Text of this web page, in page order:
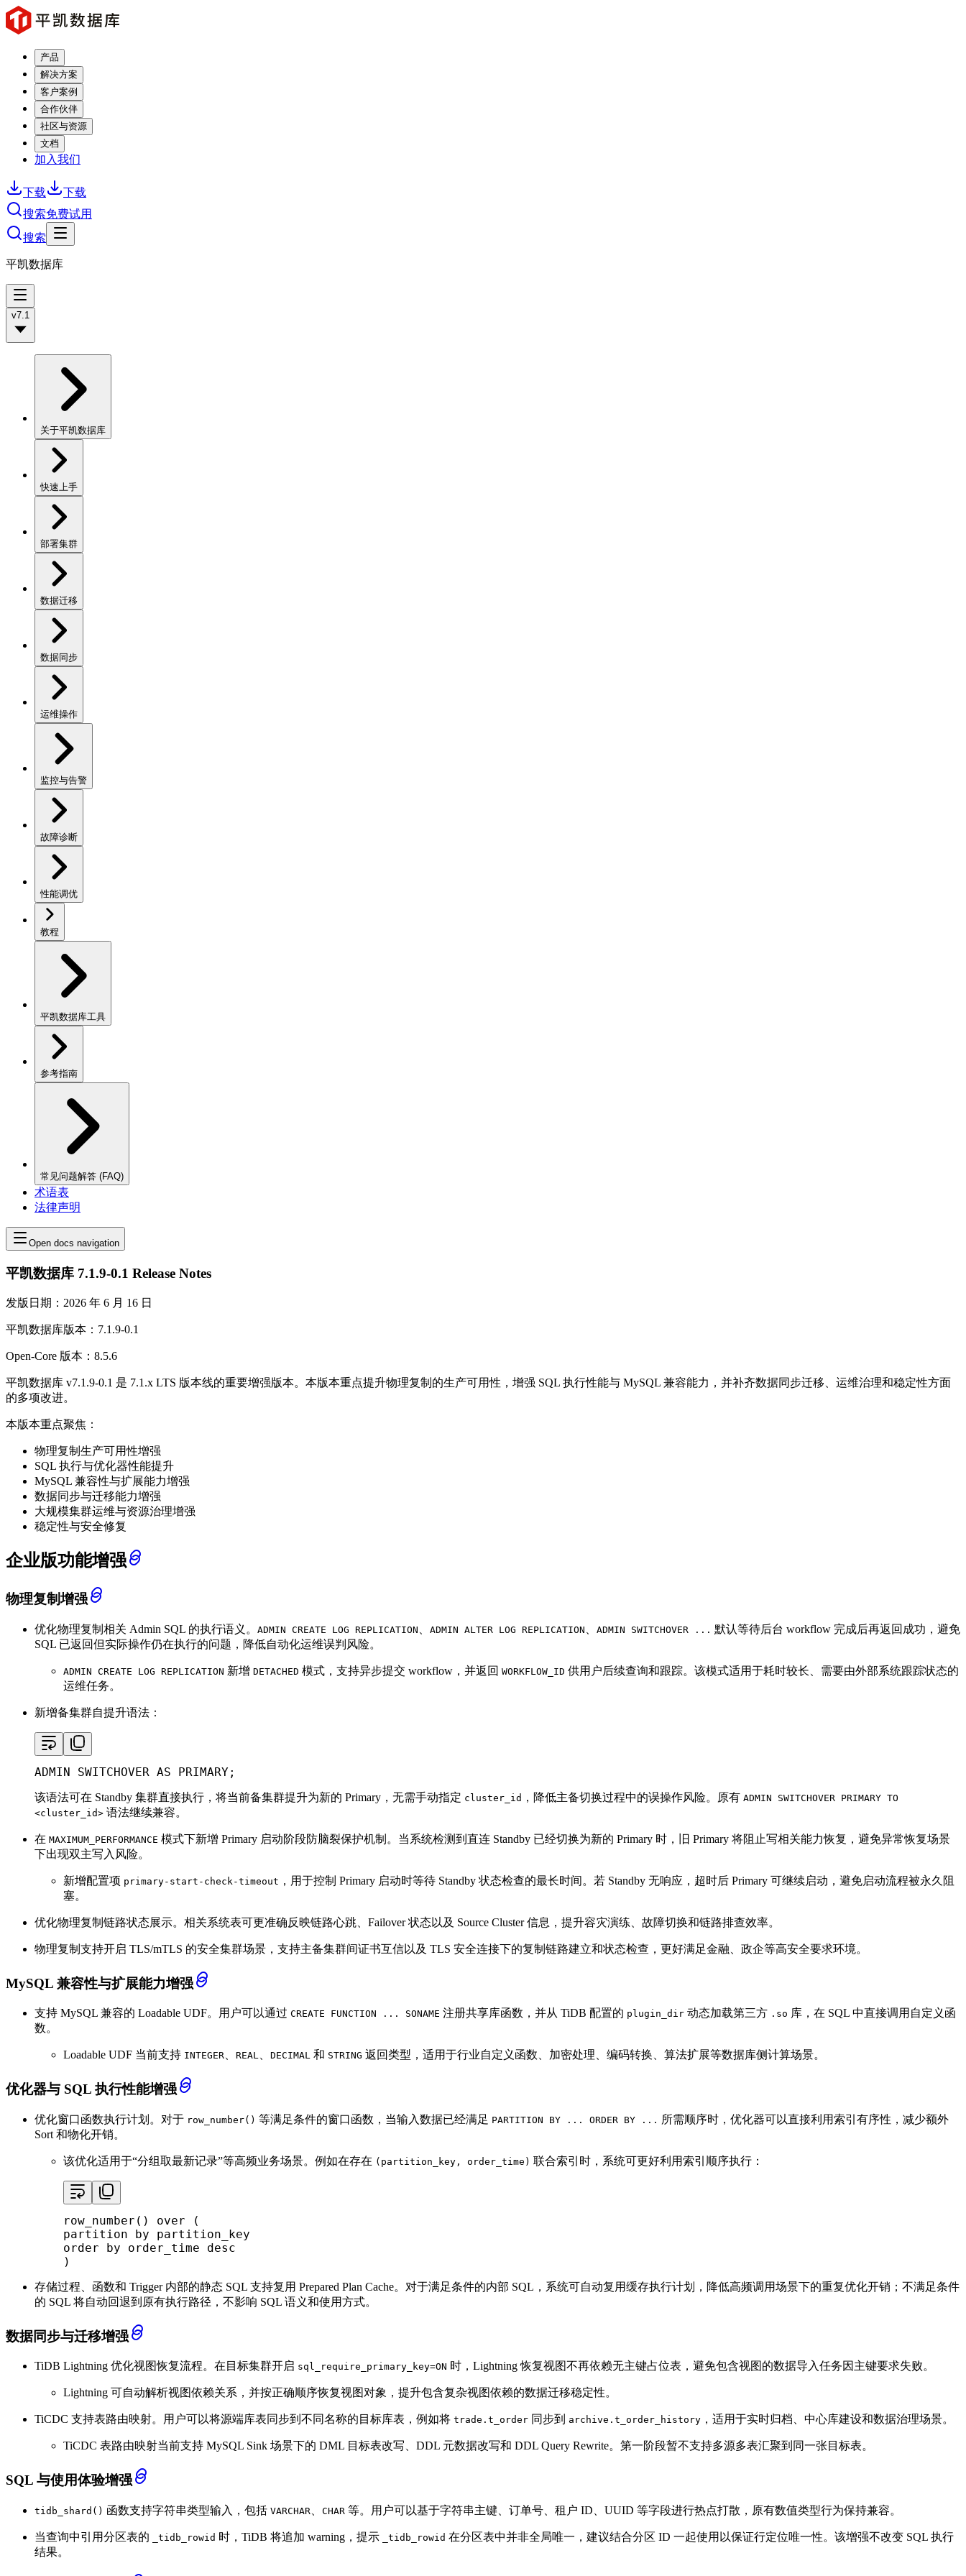
产品
解决方案
客户案例
合作伙伴
社区与资源
文档
加入我们
下载
下载
搜索免费试用
搜索
平凯数据库
v7.1
关于平凯数据库
快速上手
部署集群
数据迁移
数据同步
运维操作
监控与告警
故障诊断
性能调优
教程
平凯数据库工具
参考指南
常见问题解答 (FAQ)
术语表
法律声明
Open docs navigation
平凯数据库 7.1.9-0.1 Release Notes
发版日期：2026 年 6 月 16 日
平凯数据库版本：7.1.9-0.1
Open-Core 版本：8.5.6
平凯数据库 v7.1.9-0.1 是 7.1.x LTS 版本线的重要增强版本。本版本重点提升物理复制的生产可用性，增强 SQL 执行性能与 MySQL 兼容能力，并补齐数据同步迁移、运维治理和稳定性方面
的多项改进。
本版本重点聚焦：
物理复制生产可用性增强
SQL 执行与优化器性能提升
MySQL 兼容性与扩展能力增强
数据同步与迁移能力增强
大规模集群运维与资源治理增强
稳定性与安全修复
企业版功能增强
物理复制增强
优化物理复制相关 Admin SQL 的执行语义。 ADMIN CREATE LOG REPLICATION ADMIN ALTER LOG REPLICATION ADMIN SWITCHOVER ... 默认等待后台 workflow 完成后再返回成功，避免
SQL 已返回但实际操作仍在执行的问题，降低自动化运维误判风险。
ADMIN CREATE LOG REPLICATION 新增 DETACHED 模式，支持异步提交 workflow，并返回 WORKFLOW_ID 供用户后续查询和跟踪。该模式适用于耗时较长、需要由外部系统跟踪状态的
运维任务。
新增备集群自提升语法：
ADMIN SWITCHOVER AS PRIMARY;
该语法可在 Standby 集群直接执行，将当前备集群提升为新的 Primary，无需手动指定 cluster_id ，降低主备切换过程中的误操作风险。原有 ADMIN SWITCHOVER PRIMARY TO
<cluster_id> 语法继续兼容。
在 MAXIMUM_PERFORMANCE 模式下新增 Primary 启动阶段防脑裂保护机制。当系统检测到直连 Standby 已经切换为新的 Primary 时，旧 Primary 将阻止写相关能力恢复，避免异常恢复场景
下出现双主写入风险。
新增配置项 primary-start-check-timeout ，用于控制 Primary 启动时等待 Standby 状态检查的最长时间。若 Standby 无响应，超时后 Primary 可继续启动，避免启动流程被永久阻
塞。
优化物理复制链路状态展示。相关系统表可更准确反映链路心跳、Failover 状态以及 Source Cluster 信息，提升容灾演练、故障切换和链路排查效率。
物理复制支持开启 TLS/mTLS 的安全集群场景，支持主备集群间证书互信以及 TLS 安全连接下的复制链路建立和状态检查，更好满足金融、政企等高安全要求环境。
MySQL 兼容性与扩展能力增强
支持 MySQL 兼容的 Loadable UDF。用户可以通过 CREATE FUNCTION ... SONAME 注册共享库函数，并从 TiDB 配置的 plugin_dir 动态加载第三方 .so 库，在 SQL 中直接调用自定义函
数。
Loadable UDF 当前支持 INTEGER、 REAL、 DECIMAL 和 STRING 返回类型，适用于行业自定义函数、加密处理、编码转换、算法扩展等数据库侧计算场景。
优化器与 SQL 执行性能增强
优化窗口函数执行计划。对于 row_number() 等满足条件的窗口函数，当输入数据已经满足 PARTITION BY ... ORDER BY ... 所需顺序时，优化器可以直接利用索引有序性，减少额外
Sort 和物化开销。
该优化适用于“分组取最新记录”等高频业务场景。例如在存在 (partition_key, order_time) 联合索引时，系统可更好利用索引顺序执行：
row_number () over
partition
by
order
by order_time desc
)
存储过程、函数和 Trigger 内部的静态 SQL 支持复用 Prepared Plan Cache。对于满足条件的内部 SQL，系统可自动复用缓存执行计划，降低高频调用场景下的重复优化开销；不满足条件
的 SQL 将自动回退到原有执行路径，不影响 SQL 语义和使用方式。
数据同步与迁移增强
TiDB Lightning 优化视图恢复流程。在目标集群开启 sql_require_primary_key=ON 时，Lightning 恢复视图不再依赖无主键占位表，避免包含视图的数据导入任务因主键要求失败。
Lightning 可自动解析视图依赖关系，并按正确顺序恢复视图对象，提升包含复杂视图依赖的数据迁移稳定性。
TiCDC 支持表路由映射。用户可以将源端库表同步到不同名称的目标库表，例如将 trade.t_order 同步到 archive.t_order_history ，适用于实时归档、中心库建设和数据治理场景。
TiCDC 表路由映射当前支持 MySQL Sink 场景下的 DML 目标表改写、DDL 元数据改写和 DDL Query Rewrite。第一阶段暂不支持多源多表汇聚到同一张目标表。
SQL 与使用体验增强
tidb_shard() 函数支持字符串类型输入，包括 VARCHAR CHAR 等。用户可以基于字符串主键、订单号、租户 ID、UUID 等字段进行热点打散，原有数值类型行为保持兼容。
当查询中引用分区表的 _tidb_rowid 时，TiDB 将追加 warning，提示 _tidb_rowid 在分区表中并非全局唯一，建议结合分区 ID 一起使用以保证行定位唯一性。该增强不改变 SQL 执行
结果。